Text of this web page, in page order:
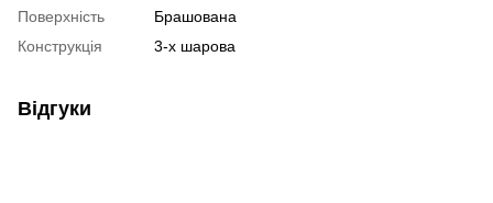
Поверхність
Брашована
Конструкція
3-х шарова
Відгуки